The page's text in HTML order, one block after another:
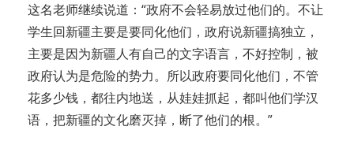
这名老师继续说道：“政府不会轻易放过他们的。不让
学生回新疆主要是要同化他们，政府说新疆搞独立，
主要是因为新疆人有自己的文字语言，不好控制，被
政府认为是危险的势力。所以政府要同化他们，不管
花多少钱，都往内地送，从娃娃抓起，都叫他们学汉
语，把新疆的文化磨灭掉，断了他们的根。”